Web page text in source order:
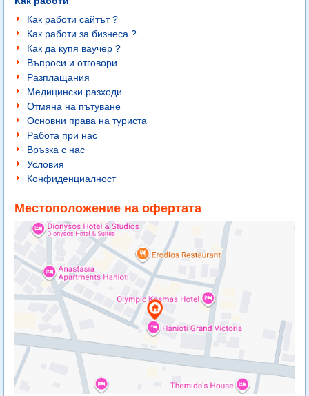
Как работи сайтът ?
Как работи за бизнеса ?
Как да купя ваучер ?
Въпроси и отговори
Разплащания
Медицински разходи
Отмяна на пътуване
Основни права на туриста
Работа при нас
Връзка с нас
Условия
Конфиденциалност
Местоположение на офертата